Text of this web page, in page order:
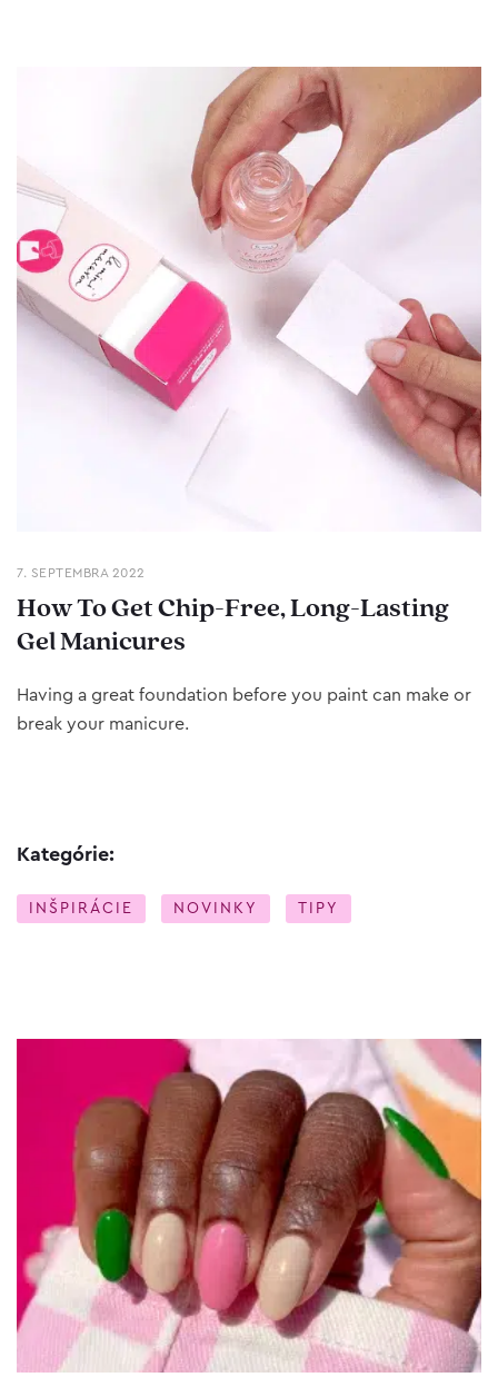
7. SEPTEMBRA 2022
How To Get Chip-Free, Long-Lasting
Gel Manicures
Having a great foundation before you paint can make or
break your manicure.
Kategórie:
INŠPIRÁCIE NOVINKY TIPY